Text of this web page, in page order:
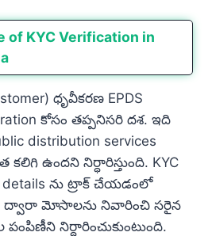
of KYC Verification in
ధృవీకరణ EPDS
కోసం తప్పనిసరి దశ. ఇది
distribution services
కలిగి ఉందని నిర్ధారిస్తుంది. KYC
details ను ట్రాక్ చేయడంలో
ద్వారా మోసాలను నివారించి సరైన
నిర్ధారించుకుంటుంది.